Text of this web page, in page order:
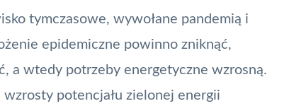
tymczasowe, wywołane pandemią i
epidemiczne powinno zniknąć,
a wtedy potrzeby energetyczne wzrosną.
potencjału zielonej energii